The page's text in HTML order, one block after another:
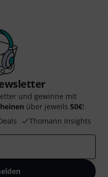
und gewinne mit
über jeweils 50€!
Thomann Insights